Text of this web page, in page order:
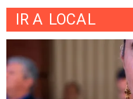
IR A LOCAL